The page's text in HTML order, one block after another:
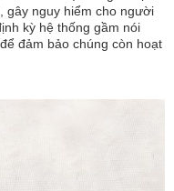
gây nguy hiểm cho người
kỳ hệ thống gầm nói
đảm bảo chúng còn hoạt